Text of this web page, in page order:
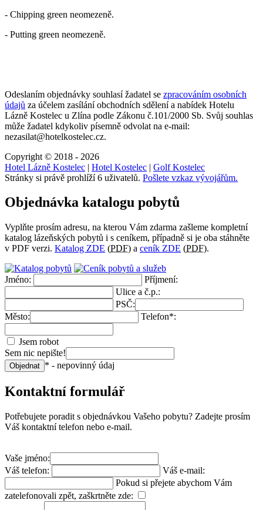
- Chipping green neomezeně.
- Putting green neomezeně.
Odeslaním objednávky souhlasí žadatel se zpracováním osobních
údajů za účelem zasílání obchodních sdělení a nabídek Hotelu
Lázně Kostelec u Zlína podle Zákonu č.101/2000 Sb. Svůj souhlas
může žadatel kdykoliv písemně odvolat na e-mail:
nezasilat@hotelkostelec.cz.
Copyright © 2018 - 2026
Hotel Lázně Kostelec | Hotel Kostelec | Golf Kostelec
Stránky si právě prohlíží 6 uživatelů. Pošlete vzkaz vývojářům.
Objednávka katalogu pobytů
Vyplňte prosím adresu, na kterou Vám zdarma zašleme kompletní
katalog lázeňských pobytů i s ceníkem, případně si je oba stáhněte
v PDF verzi. Katalog ZDE (PDF) a ceník ZDE (PDF).
Jméno:
Příjmení:
Ulice a č.p.:
PSČ:
Město:
Telefon*:
Jsem robot
Sem nic nepište!
Objednat * - nepovinný údaj
Kontaktní formulář
Potřebujete poradit s objednávkou Vašeho pobytu? Zadejte prosím
Váš kontaktní telefon nebo e-mail.
Vaše jméno:
Váš telefon:
Váš e-mail:
Pokud si přejete abychom Vám
zatelefonovali zpět, zaškrtněte zde: